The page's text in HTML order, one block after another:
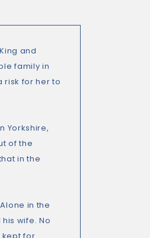
and
family in
risk for her to
Yorkshire,
of the
in the
in the
wife. No